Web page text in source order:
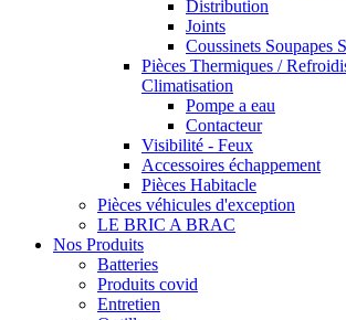
Distribution
Joints
Coussinets Soupapes
Pièces Thermiques /
Climatisation
Pompe a eau
Contacteur
Visibilité - Feux
Accessoires échappement
Pièces Habitacle
Pièces véhicules d'exception
LE BRIC A BRAC
Nos Produits
Batteries
Produits covid
Entretien